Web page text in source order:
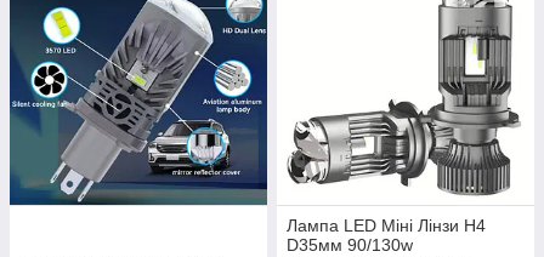
Лампа LED Міні Лінзи H4
D35мм 90/130w